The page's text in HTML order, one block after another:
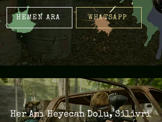
HEMEN ARA WHATSAPP
Her Anı Heyecan Dolu, Silivri